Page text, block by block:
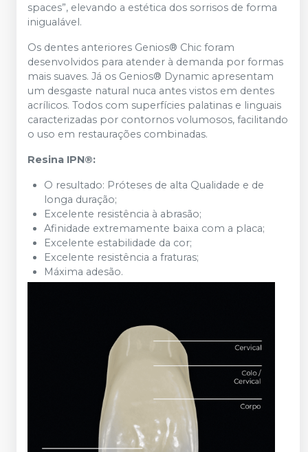
spaces”, elevando a estética dos sorrisos de forma
inigualável.
Os dentes anteriores Genios® Chic foram
desenvolvidos para atender à demanda por formas
mais suaves. Já os Genios® Dynamic apresentam
um desgaste natural nuca antes vistos em dentes
acrílicos. Todos com superfícies palatinas e linguais
caracterizadas por contornos volumosos, facilitando
o uso em restaurações combinadas.
Resina IPN®:
O resultado: Próteses de alta Qualidade e de
longa duração;
Excelente resistência à abrasão;
Afinidade extremamente baixa com a placa;
Excelente estabilidade da cor;
Excelente resistência a fraturas;
Máxima adesão.